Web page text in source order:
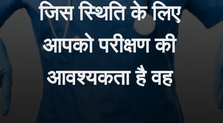
जिस स्थिति के लिए
आपको परीक्षण की
आवश्यकता है वह